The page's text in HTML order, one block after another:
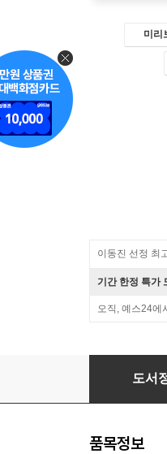
미리
이동진 선정 최
기간 한정 특가
오직, 예스24에
조선을 뒤흔
도서
품목정보